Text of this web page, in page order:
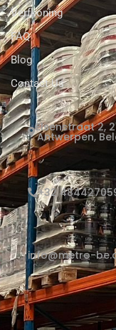
Verfkoning
FAQ
Blog
Contact Us
Elsenstraat 2,
Antwerpen,
+32
info@metro-